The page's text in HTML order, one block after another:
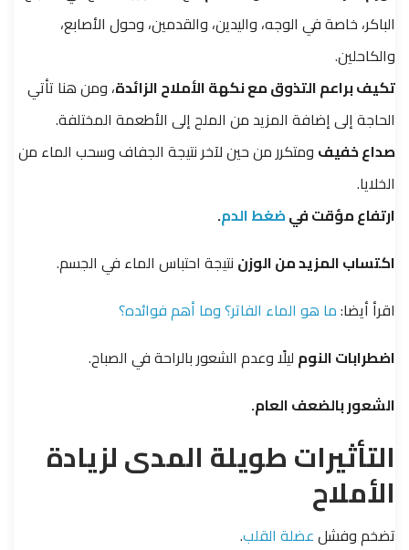
الباكر، خاصة في الوجه، واليدين، والقدمين، وحول الأصابع،
والكاحلين.
تكيف براعم التذوق مع نكهة الأملاح الزائدة، ومن هنا تأتي
الحاجة إلى إضافة المزيد من الملح إلى الأطعمة المختلفة.
صداع خفيف ومتكرر من حين لآخر نتيجة الجفاف وسحب الماء من
الخلايا.
ارتفاع مؤقت فيضغط الدم.
اكتساب المزيد من الوزن نتيجة احتباس الماء في الجسم.
اقرأ أيضا:ما هو الماء الفاتر؟ وما أهم فوائده؟
اضطرابات النوم ليلًا وعدم الشعور بالراحة في الصباح.
الشعور بالضعف العام.
التأثيرات طويلة المدى لزيادة
الأملاح
تضخم وفشلعضلة القلب.